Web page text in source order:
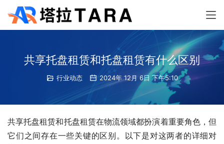
共享托盘租赁和托盘租赁有什么区别
行业动态 2024年 12月 6日 下午5:10
共享托盘租赁和托盘租赁在物流领域都扮演着重要角色，但
它们之间存在一些关键的区别。以下是对这两者的详细对